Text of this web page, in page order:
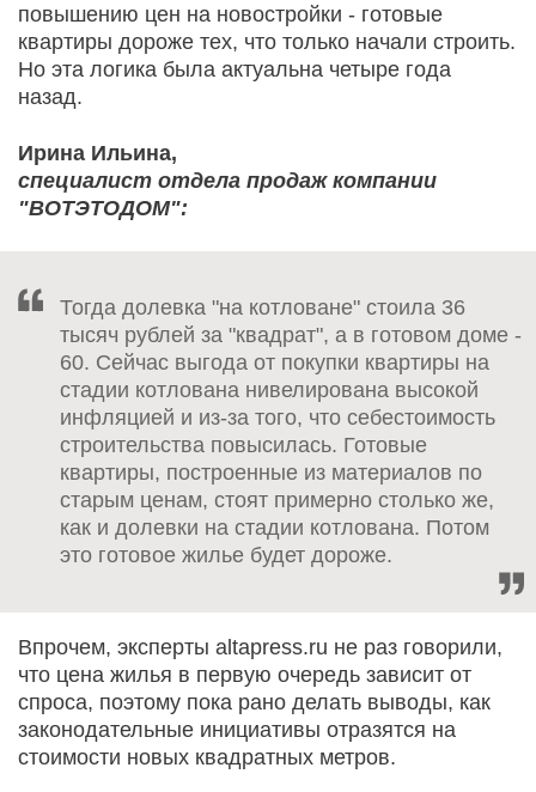
повышению цен на новостройки - готовые
квартиры дороже тех, что только начали строить.
Но эта логика была актуальна четыре года
назад.
Ирина Ильина,
специалист отдела продаж компании
"ВОТЭТОДОМ":
Тогда долевка "на котловане" стоила 36
тысяч рублей за "квадрат", а в готовом доме -
60. Сейчас выгода от покупки квартиры на
стадии котлована нивелирована высокой
инфляцией и из-за того, что себестоимость
строительства повысилась. Готовые
квартиры, построенные из материалов по
старым ценам, стоят примерно столько же,
как и долевки на стадии котлована. Потом
это готовое жилье будет дороже.
Впрочем, эксперты altapress.ru не раз говорили,
что цена жилья в первую очередь зависит от
спроса, поэтому пока рано делать выводы, как
законодательные инициативы отразятся на
стоимости новых квадратных метров.